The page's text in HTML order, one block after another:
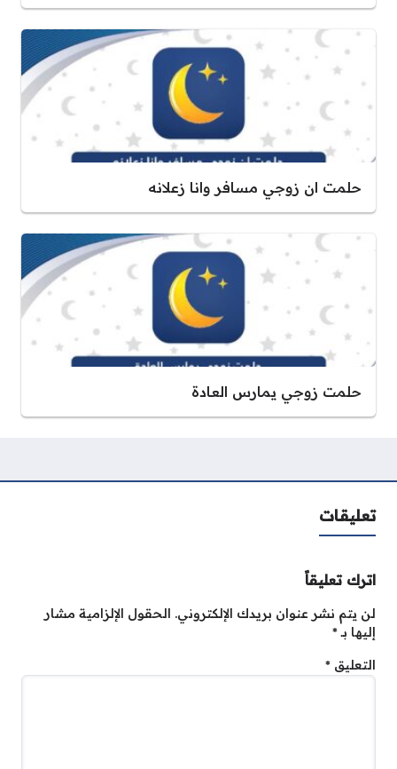
حلمت ان زوجي مسافر وانا زعلانه
حلمت زوجي يمارس العادة
تعليقات
اترك تعليقاً
لن يتم نشر عنوان بريدك الإلكتروني. الحقول الإلزامية مشار
إليها بـ*
التعليق *